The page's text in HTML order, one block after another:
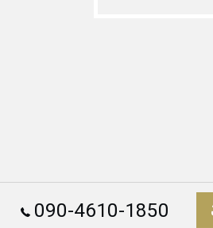
090-4610-1850